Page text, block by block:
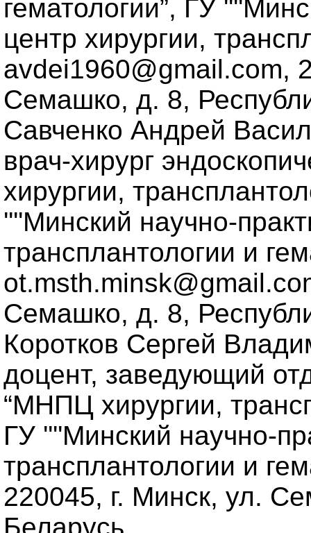
гематологии”, ГУ
центр хирургии,
avdei1960@gmail.com,
Семашко, д. 8,
Савченко Андрей
врач-хирург
хирургии,
''''Минский научно-
трансплантологии и
Семашко, д. 8,
Коротков Сергей
доцент, заведующий
“МНПЦ хирургии,
ГУ ''''Минский научно-
трансплантологии и
220045, г. Минск, ул.